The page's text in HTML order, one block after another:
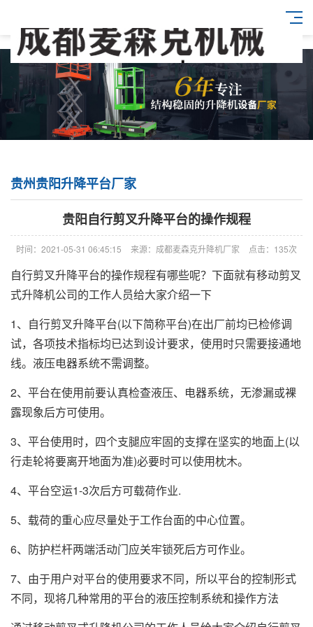
贵州贵阳升降平台厂家
贵阳自行剪叉升降平台的操作规程
时间：2021-05-31 06:45:15 来源：成都麦森克升降机厂家 点击：135次
自行剪叉升降平台的操作规程有哪些呢？下面就有移动剪叉
式升降机公司的工作人员给大家介绍一下
1、自行剪叉升降平台(以下简称平台)在出厂前均已检修调
试，各项技术指标均已达到设计要求，使用时只需要接通地
线。液压电器系统不需调整。
2、平台在使用前要认真检查液压、电器系统，无渗漏或裸
露现象后方可使用。
3、平台使用时，四个支腿应牢固的支撑在坚实的地面上(以
行走轮将要离开地面为准)必要时可以使用枕木。
4、平台空运1-3次后方可载荷作业.
5、载荷的重心应尽量处于工作台面的中心位置。
6、防护栏杆两端活动门应关牢锁死后方可作业。
7、由于用户对平台的使用要求不同，所以平台的控制形式
不同，现将几种常用的平台的液压控制系统和操作方法